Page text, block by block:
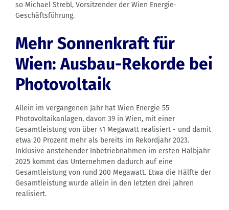
so Michael Strebl, Vorsitzender der Wien Energie-
Geschäftsführung.
Mehr Sonnenkraft für
Wien: Ausbau-Rekorde bei
Photovoltaik
Allein im vergangenen Jahr hat Wien Energie 55
Photovoltaikanlagen, davon 39 in Wien, mit einer
Gesamtleistung von über 41 Megawatt realisiert - und damit
etwa 20 Prozent mehr als bereits im Rekordjahr 2023.
Inklusive anstehender Inbetriebnahmen im ersten Halbjahr
2025 kommt das Unternehmen dadurch auf eine
Gesamtleistung von rund 200 Megawatt. Etwa die Hälfte der
Gesamtleistung wurde allein in den letzten drei Jahren
realisiert.